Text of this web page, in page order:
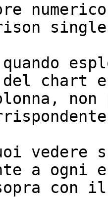
chart
vedere
a
con